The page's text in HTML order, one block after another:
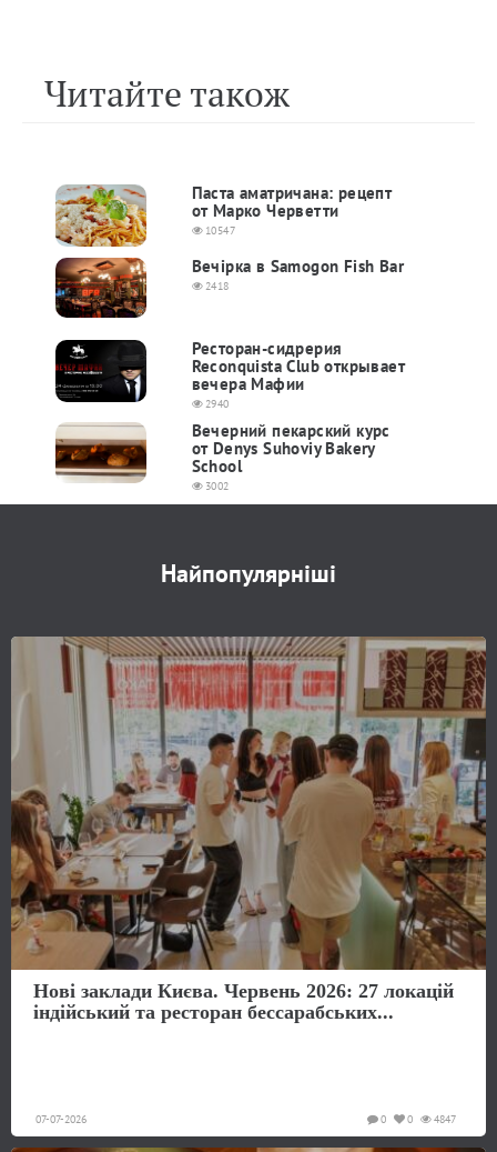
Читайте також
Паста аматричана: рецепт
от Марко Черветти
10547
Вечірка в Samogon Fish Bar
2418
Ресторан-сидрерия
Reconquista Club открывает
вечера Мафии
2940
Вечерний пекарский курс
от Denys Suhoviy Bakery
School
3002
Найпопулярніші
Нові заклади Києва. Червень 2026: 27 локацій
індійський та ресторан бессарабських...
07-07-2026 4847
0
0